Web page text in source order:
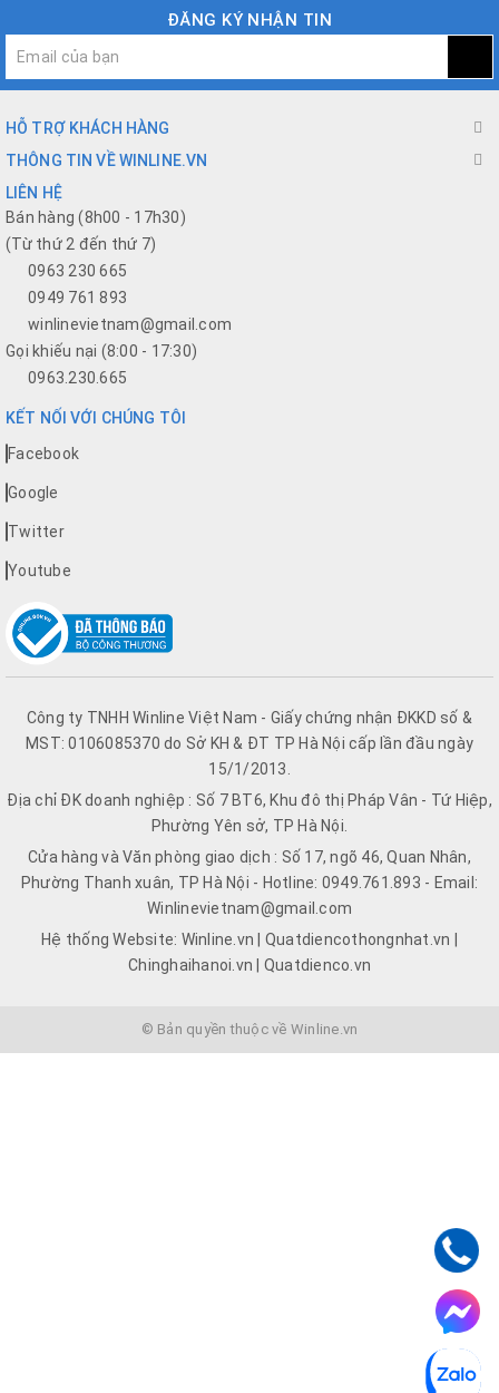
ĐĂNG KÝ NHẬN TIN
HỖ TRỢ KHÁCH HÀNG
THÔNG TIN VỀ WINLINE.VN
LIÊN HỆ
Bán hàng (8h00 - 17h30)
(Từ thứ 2 đến thứ 7)
0963 230 665
0949 761 893
winlinevietnam@gmail.com
Gọi khiếu nại (8:00 - 17:30)
0963.230.665
KẾT NỐI VỚI CHÚNG TÔI
Facebook
Google
Twitter
Youtube
Công ty TNHH Winline Việt Nam - Giấy chứng nhận ĐKKD số &
MST: 0106085370 do Sở KH & ĐT TP Hà Nội cấp lần đầu ngày
15/1/2013.
Địa chỉ ĐK doanh nghiệp : Số 7 BT6, Khu đô thị Pháp Vân - Tứ Hiệp,
Phường Yên sở, TP Hà Nội.
Cửa hàng và Văn phòng giao dịch : Số 17, ngõ 46, Quan Nhân,
Phường Thanh xuân, TP Hà Nội - Hotline: 0949.761.893 - Email:
Winlinevietnam@gmail.com
Hệ thống Website: Winline.vn | Quatdiencothongnhat.vn |
Chinghaihanoi.vn | Quatdienco.vn
© Bản quyền thuộc về Winline.vn